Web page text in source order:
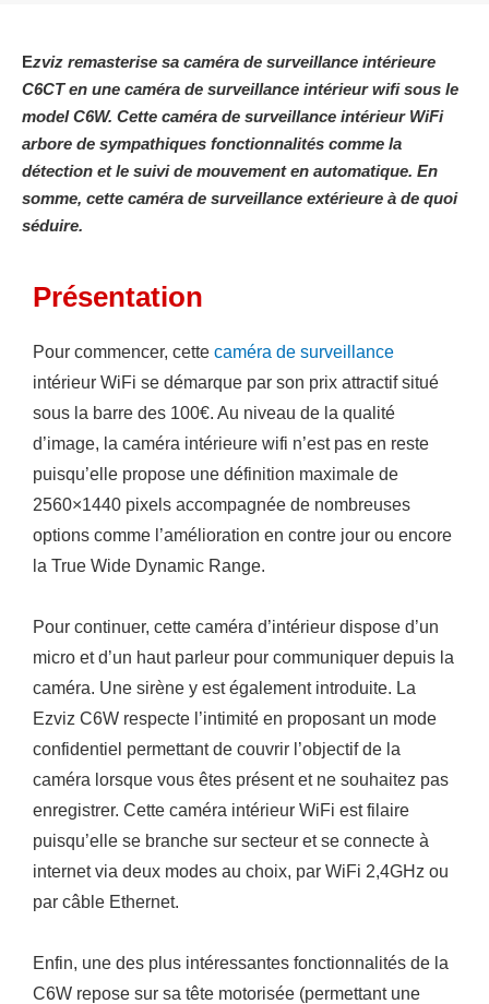
Ezviz remasterise sa caméra de surveillance intérieure
C6CT en une caméra de surveillance intérieur wifi sous le
model C6W. Cette caméra de surveillance intérieur WiFi
arbore de sympathiques fonctionnalités comme la
détection et le suivi de mouvement en automatique. En
somme, cette caméra de surveillance extérieure à de quoi
séduire.
Présentation
Pour commencer, cette caméra de surveillance
intérieur WiFi se démarque par son prix attractif situé
sous la barre des 100€. Au niveau de la qualité
d’image, la caméra intérieure wifi n’est pas en reste
puisqu’elle propose une définition maximale de
2560×1440 pixels accompagnée de nombreuses
options comme l’amélioration en contre jour ou encore
la True Wide Dynamic Range.
Pour continuer, cette caméra d’intérieur dispose d’un
micro et d’un haut parleur pour communiquer depuis la
caméra. Une sirène y est également introduite. La
Ezviz C6W respecte l’intimité en proposant un mode
confidentiel permettant de couvrir l’objectif de la
caméra lorsque vous êtes présent et ne souhaitez pas
enregistrer. Cette caméra intérieur WiFi est filaire
puisqu’elle se branche sur secteur et se connecte à
internet via deux modes au choix, par WiFi 2,4GHz ou
par câble Ethernet.
Enfin, une des plus intéressantes fonctionnalités de la
C6W repose sur sa tête motorisée (permettant une